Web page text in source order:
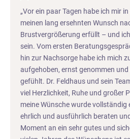
Den Wunsch zu einer
schon so viele Jahre und bin im
Feldhaus zum Erstgespräch
schönes Ergebnis zugesagt und
seiner Arbeit. Mitte Oktober 2025
Termin. Nun sind 9 Wochen nach
möchte ein großes Lob an ihn,
Team aussprechen. Es ist ein
geworden. Die ersten 3 Wochen
man hat eine stetige Schwellung
hatte nie Probleme und es lief